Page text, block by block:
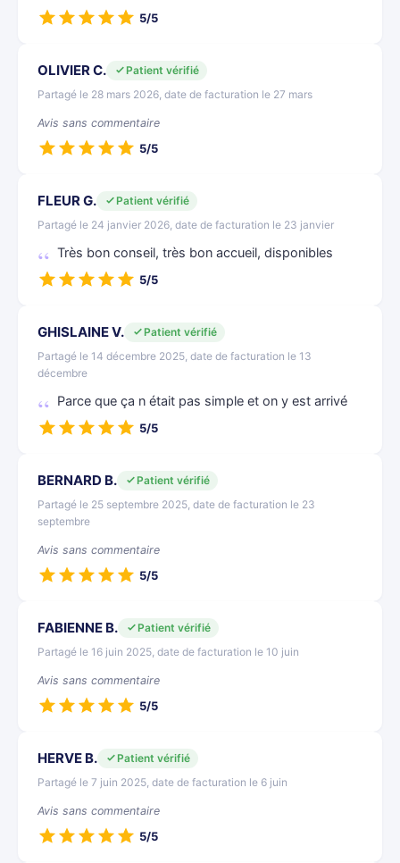
5/5
OLIVIER C.
Patient vérifié
Partagé le 28 mars 2026, date de facturation le 27 mars
Avis sans commentaire
5/5
FLEUR G.
Patient vérifié
Partagé le 24 janvier 2026, date de facturation le 23 janvier
Très bon conseil, très bon accueil, disponibles
5/5
GHISLAINE V.
Patient vérifié
Partagé le 14 décembre 2025, date de facturation le 13
décembre
Parce que ça n était pas simple et on y est arrivé
5/5
BERNARD B.
Patient vérifié
Partagé le 25 septembre 2025, date de facturation le 23
septembre
Avis sans commentaire
5/5
FABIENNE B.
Patient vérifié
Partagé le 16 juin 2025, date de facturation le 10 juin
Avis sans commentaire
5/5
HERVE B.
Patient vérifié
Partagé le 7 juin 2025, date de facturation le 6 juin
Avis sans commentaire
5/5